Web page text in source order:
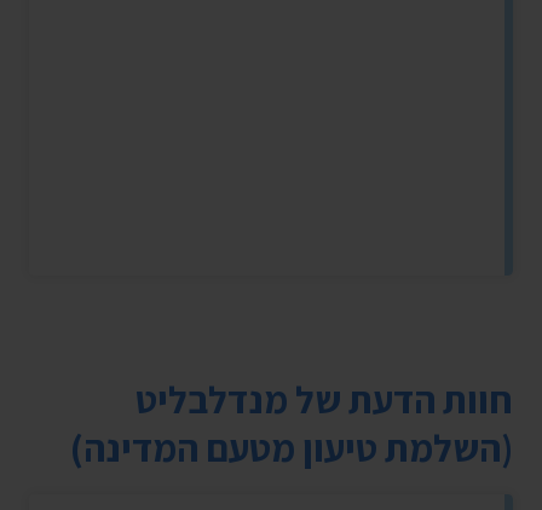
חוות הדעת של מנדלבליט
(השלמת טיעון מטעם המדינה)